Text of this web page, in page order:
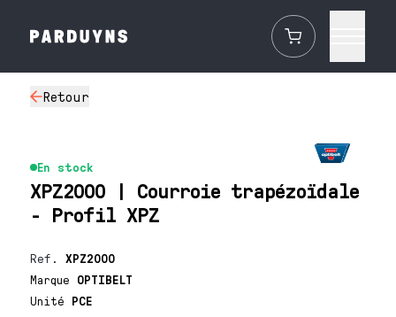
Retour
En stock
XPZ2000 | Courroie trapézoïdale
- Profil XPZ
Ref.XPZ2000
Marque OPTIBELT
Unité PCE